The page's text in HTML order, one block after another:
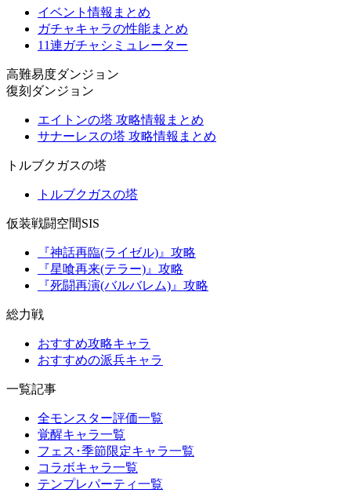
イベント情報まとめ
ガチャキャラの性能まとめ
11連ガチャシミュレーター
高難易度ダンジョン
復刻ダンジョン
エイトンの塔 攻略情報まとめ
サナーレスの塔 攻略情報まとめ
トルブクガスの塔
トルブクガスの塔
仮装戦闘空間SIS
『神話再臨(ライゼル)』攻略
『星喰再来(テラー)』攻略
『死闘再演(バルバレム)』攻略
総力戦
おすすめ攻略キャラ
おすすめの派兵キャラ
一覧記事
全モンスター評価一覧
覚醒キャラ一覧
フェス･季節限定キャラ一覧
コラボキャラ一覧
テンプレパーティ一覧